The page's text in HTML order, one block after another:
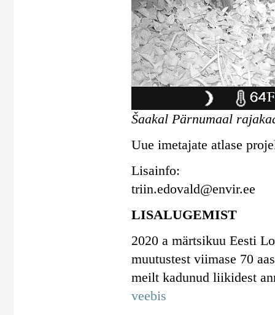
Šaakal Pärnumaal
Uue imetajate atlase
Lisainfo:
triin.edovald@envir.ee
LISALUGEMIST
2020 a märtsikuu Eesti
muutustest viimase 70
meilt kadunud liikidest
veebis